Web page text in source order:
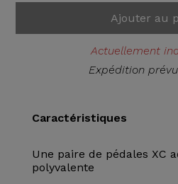
Ajouter au
Actuellement
Expédition
Caractéristiques
Une paire de pédales XC
polyvalente